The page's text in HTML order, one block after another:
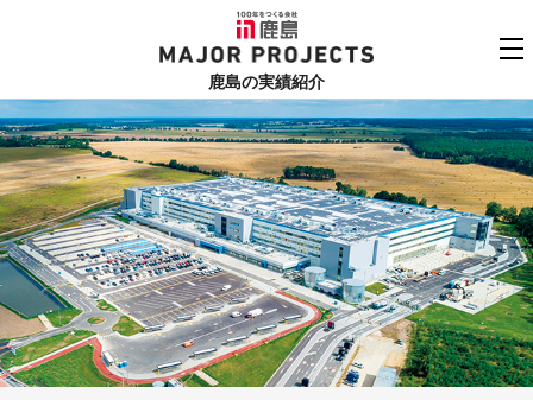
鹿島
MAJOR PROJECTS
鹿島の実績紹介
実績紹介TOP
更新順でみる
用途でさがす
竣工年でさがす
地域でさがす
関連リンク
よくあるご質問
鹿島建設株式会社
個人情報保護方針
お問い合わせ